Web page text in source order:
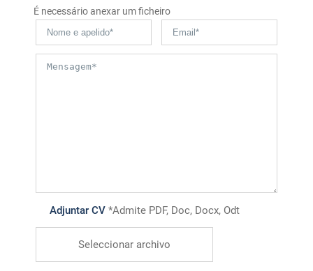
É necessário anexar um ficheiro
Adjuntar CV *Admite PDF, Doc, Docx, Odt
Seleccionar archivo